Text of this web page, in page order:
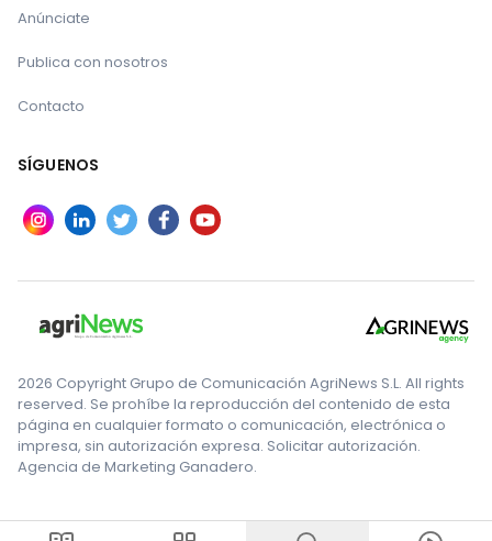
Anúnciate
Publica con nosotros
Contacto
SÍGUENOS
2026 Copyright Grupo de Comunicación AgriNews S.L. All rights
reserved. Se prohíbe la reproducción del contenido de esta
página en cualquier formato o comunicación, electrónica o
impresa, sin autorización expresa. Solicitar autorización.
Agencia de Marketing Ganadero.